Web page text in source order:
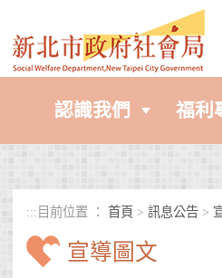
認識我們 福利
::: 目前位置 ： 首頁 > 訊息公告 >
宣導圖文